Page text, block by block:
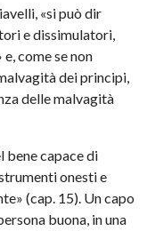
«si può dir
e dissimulatori,
come se non
dei principi,
delle malvagità
bene capace di
onesti e
(cap. 15). Un capo
buona, in una